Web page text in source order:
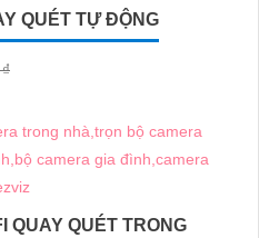
QUÉT TỰ ĐỘNG
QUAY QUÉT TRONG